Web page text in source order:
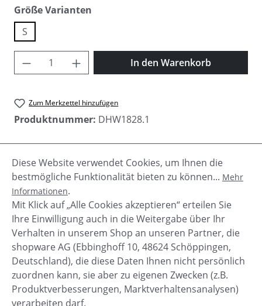
Größe Varianten
S
Produkt Anzahl: Gib den gewünschten
In den Warenkorb
Zum Merkzettel hinzufügen
Produktnummer: DHW1828.1
Beschreibung
Anita ist ein Feinstrick Strickjacke und einfach süß
gemacht. Mit einer schwarzen Jacke kann nichts
falsch machen und diese…Mehr
Service-Hotline
Diese Website verwendet Cookies, um Ihnen die
bestmögliche Funktionalität bieten zu können... Mehr
Informationen.
Mit Klick auf „Alle Cookies akzeptieren“ erteilen Sie
Ihre Einwilligung auch in die Weitergabe über Ihr
Verhalten in unserem Shop an unseren Partner, die
shopware AG (Ebbinghoff 10, 48624 Schöppingen,
Deutschland), die diese Daten Ihnen nicht persönlich
zuordnen kann, sie aber zu eigenen Zwecken (z.B.
Produktverbesserungen, Marktverhaltensanalysen)
verarbeiten darf.